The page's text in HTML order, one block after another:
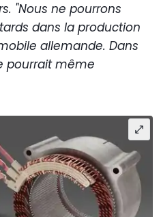
"Nous ne pourrons
dans la production
allemande. Dans
pourrait même